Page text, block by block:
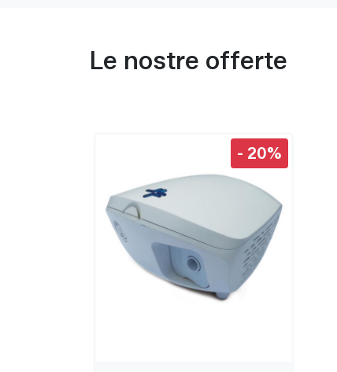
Le nostre offerte
Sconto:
- 20%